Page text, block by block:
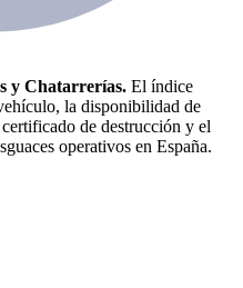
y Chatarrerías. El índice
la disponibilidad de
de destrucción y el
operativos en España.